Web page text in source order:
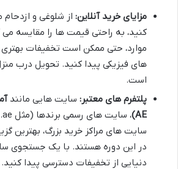
مزایای خرید آنلاین: از شلوغی و
کنید، به راحتی قیمت ها را مقایسه می
موارد، حتی ممکن است تخفیفات
های فیزیکی پیدا کنید. تحویل درب
است.
پلتفرم های معتبر: سایت هایی مانند
AE)
سایت های مراکز خرید بزرگ، بهترین
در این دوره هستند. با یک جستجوی
دنیایی از تخفیفات دسترسی پیدا کنید.